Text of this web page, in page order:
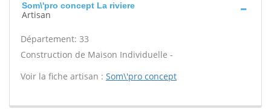
Som\'pro concept La riviere
Artisan
Département: 33
Construction de Maison Individuelle -
Voir la fiche artisan : Som\'pro concept